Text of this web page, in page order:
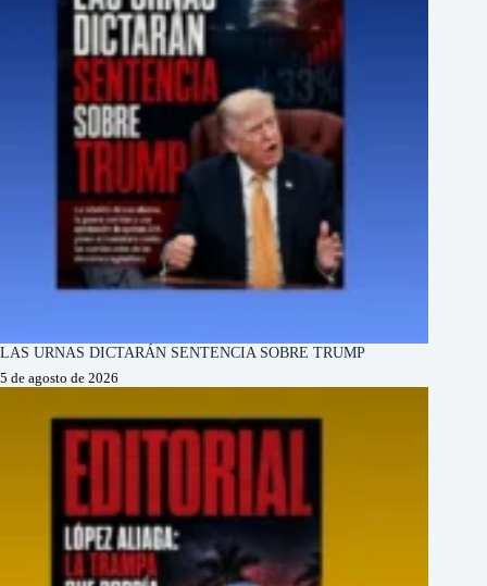
LAS URNAS DICTARÁN SENTENCIA SOBRE TRUMP
5 de agosto de 2026